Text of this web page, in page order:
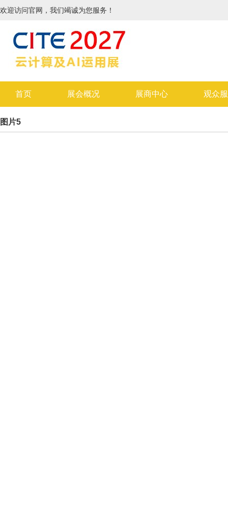
欢迎访问官网，我们竭诚为您服务！
首页 展会概况 展商中心 观众
图片5